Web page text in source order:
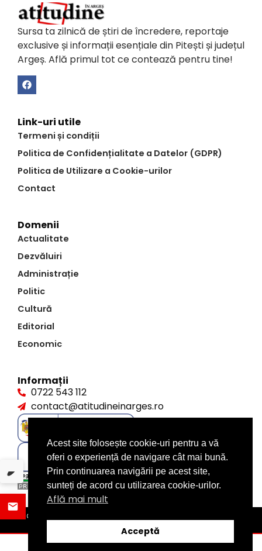
Sursa ta zilnică de știri de încredere, reportaje
exclusive și informații esențiale din Pitești și județul
Argeș. Află primul tot ce contează pentru tine!
Link-uri utile
Termeni și condiții
Politica de Confidențialitate a Datelor (GDPR)
Politica de Utilizare a Cookie-urilor
Contact
Domenii
Actualitate
Dezvăluiri
Administrație
Politic
Cultură
Editorial
Economic
Informații
0722 543 112
contact@atitudineinarges.ro
©2026 Atitudine în Argeș. Toate drepturile rezervate
design byXITE.ro
Acest site folosește cookie-uri pentru a vă
oferi o experiență de navigare cât mai bună.
Prin continuarea navigării pe acest site,
sunteți de acord cu utilizarea cookie-urilor.
Află mai mult
Acceptă